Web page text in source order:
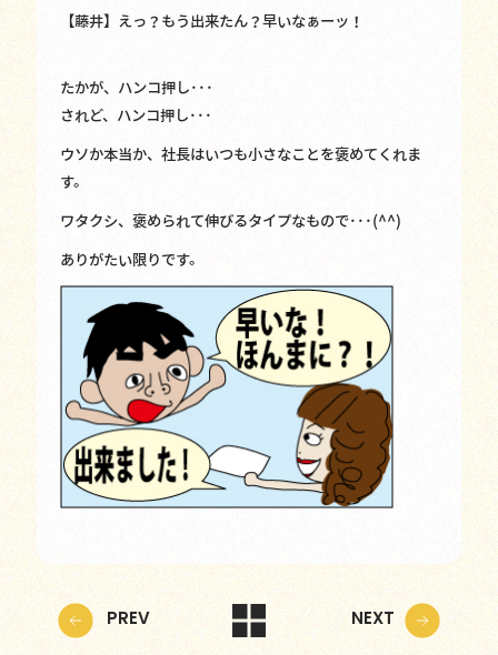
【藤井】えっ？もう出来たん？早いなぁーッ！
たかが、ハンコ押し･･･
されど、ハンコ押し･･･
ウソか本当か、社長はいつも小さなことを褒めてくれま
す。
ワタクシ、褒められて伸びるタイプなもので･･･(^^)
ありがたい限りです。
PREV NEXT